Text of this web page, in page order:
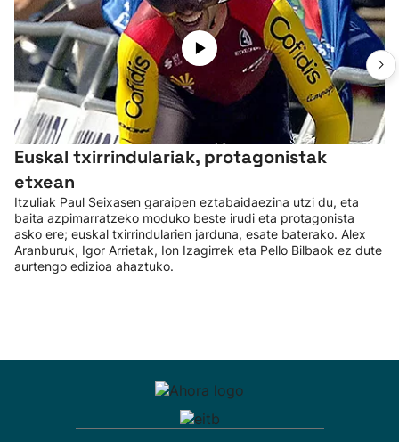
Euskal txirrindulariak, protagonistak
etxean
Itzuliak Paul Seixasen garaipen eztabaidaezina utzi du, eta
baita azpimarratzeko moduko beste irudi eta protagonista
asko ere; euskal txirrindularien jarduna, esate baterako. Alex
Aranburuk, Igor Arrietak, Ion Izagirrek eta Pello Bilbaok ez dute
aurtengo edizioa ahaztuko.